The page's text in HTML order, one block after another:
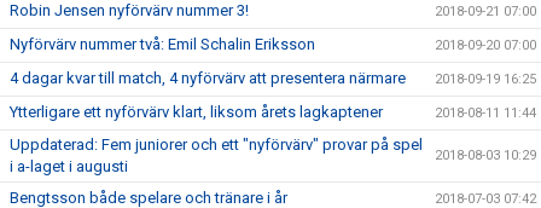
Robin Jensen nyförvärv nummer 3! 2018-09-21 07:00
Nyförvärv nummer två: Emil Schalin Eriksson 2018-09-20 07:00
4 dagar kvar till match, 4 nyförvärv att presentera närmare 2018-09-19 16:25
Ytterligare ett nyförvärv klart, liksom årets lagkaptener 2018-08-11 11:44
Uppdaterad: Fem juniorer och ett "nyförvärv" provar på spel
i a-laget i augusti
2018-08-03 10:29
Bengtsson både spelare och tränare i år 2018-07-03 07:42